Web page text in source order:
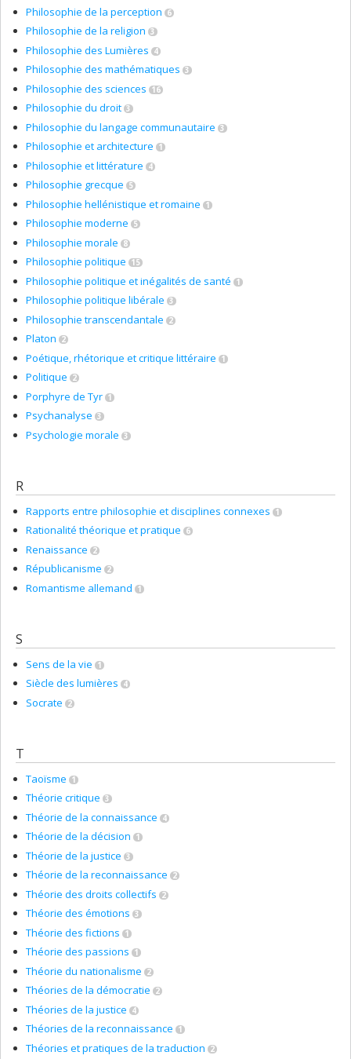
Philosophie de la perception 6
Philosophie de la religion 3
Philosophie des Lumières 4
Philosophie des mathématiques 3
Philosophie des sciences 16
Philosophie du droit 3
Philosophie du langage communautaire 3
Philosophie et architecture 1
Philosophie et littérature 4
Philosophie grecque 5
Philosophie hellénistique et romaine 1
Philosophie moderne 5
Philosophie morale 8
Philosophie politique 15
Philosophie politique et inégalités de santé 1
Philosophie politique libérale 3
Philosophie transcendantale 2
Platon 2
Poétique, rhétorique et critique littéraire 1
Politique 2
Porphyre de Tyr 1
Psychanalyse 3
Psychologie morale 3
R
Rapports entre philosophie et disciplines connexes 1
Rationalité théorique et pratique 6
Renaissance 2
Républicanisme 2
Romantisme allemand 1
S
Sens de la vie 1
Siècle des lumières 4
Socrate 2
T
Taoïsme 1
Théorie critique 3
Théorie de la connaissance 4
Théorie de la décision 1
Théorie de la justice 3
Théorie de la reconnaissance 2
Théorie des droits collectifs 2
Théorie des émotions 3
Théorie des fictions 1
Théorie des passions 1
Théorie du nationalisme 2
Théories de la démocratie 2
Théories de la justice 4
Théories de la reconnaissance 1
Théories et pratiques de la traduction 2